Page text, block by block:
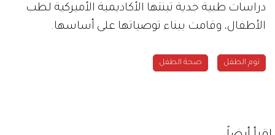
دراسات طبية جدية تبنتها الأكاديمية الأميركية لطب
الأطفال، وقامت ببناء توصياتها على أساسها.
نوم الطفل صحة الطفل